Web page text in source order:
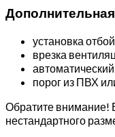
установка
врезка
порог из ПВХ
Обратите внимание!
нестандартного